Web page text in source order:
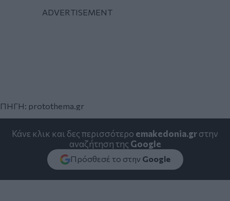
ΠΗΓΗ: protothema.gr
Κάνε κλικ και δες περισσότερο emakedonia.grστην
αναζήτηση της Google
Πρόσθεσέ το στην Google